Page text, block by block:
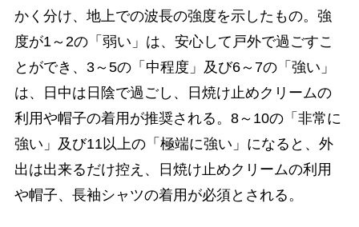
かく分け、地上での波長の強度を示したもの。強
度が1～2の「弱い」は、安心して戸外で過ごすこ
とができ、3～5の「中程度」及び6～7の「強い」
は、日中は日陰で過ごし、日焼け止めクリームの
利用や帽子の着用が推奨される。8～10の「非常に
強い」及び11以上の「極端に強い」になると、外
出は出来るだけ控え、日焼け止めクリームの利用
や帽子、長袖シャツの着用が必須とされる。